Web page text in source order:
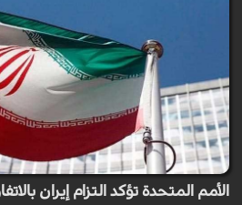
الأمم المتحدة تؤكد التزام إيران